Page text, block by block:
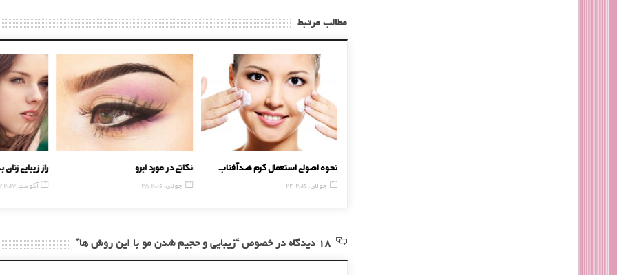
مطالب مرتبط
راز زیبایی
12 آگوست, 2017
نکاتی در مورد ابرو
25 جولای, 2016
نحوه اصولی استعمال کرم ضد آفتاب
24 جولای, 2016
18 دیدگاه در خصوص “زیبایی و حجیم شدن مو با این روش ها”